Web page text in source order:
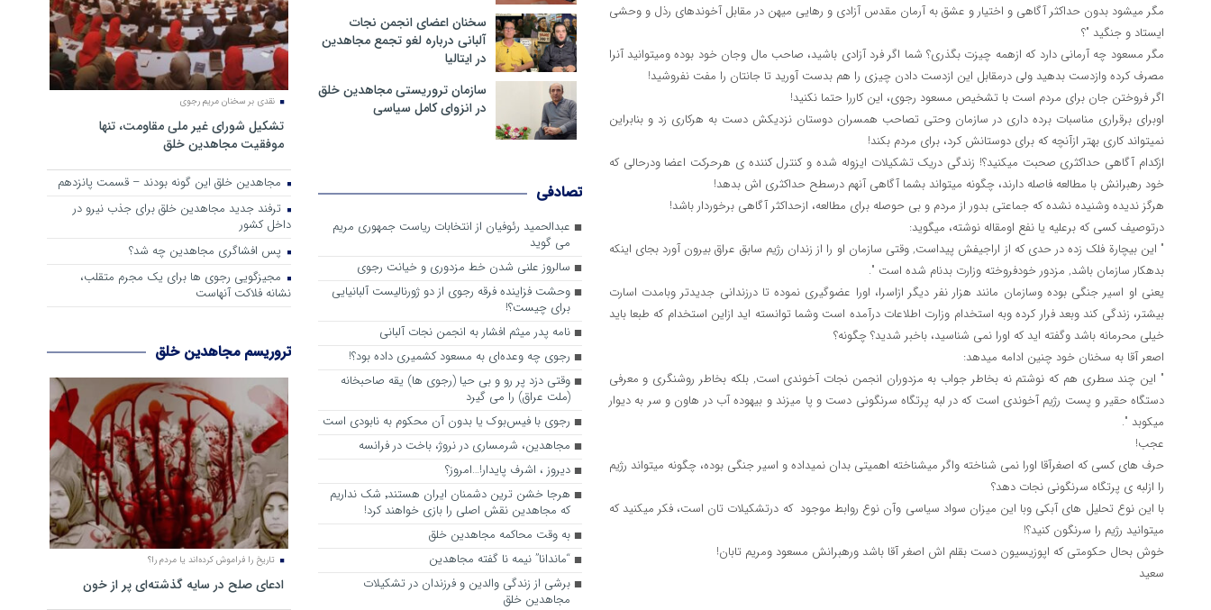
مگر میشود بدون حداکثر آگاهی و اختیار و عشق به آرمان مقدس آزادی و رهایی میهن در مقابل آخوندهای رذل و وحشی
ایستاد و جنگید "؟
مگر مسعود چه آرمانی دارد که ازهمه چیزت بگذری؟ شما اگر فرد آزادی باشید، صاحب مال وجان خود بوده ومیتوانید آنرا
مصرف کرده وازدست بدهید ولی درمقابل این ازدست دادن چیزی را هم بدست آورید تا جانتان را مفت نفروشید!
اگر فروختن جان برای مردم است با تشخیص مسعود رجوی، این کاررا حتما نکنید!
اوبرای برقراری مناسبات برده داری در سازمان وحتی تصاحب همسران دوستان نزدیکش دست به هرکاری زد و بنابراین
نمیتواند کاری بهتر ازآنچه که برای دوستانش کرد، برای مردم بکند!
ازکدام آگاهی حداکثری صحبت میکنید؟! زندگی دریک تشکیلات ایزوله شده و کنترل کننده ی هرحرکت اعضا ودرحالی که
خود رهبرانش با مطالعه فاصله دارند، چگونه میتواند بشما آگاهی آنهم درسطح حداکثری اش بدهد!
هرگز ندیده وشنیده نشده که جماعتی بدور از مردم و بی حوصله برای مطالعه، ازحداکثر آگاهی برخوردار باشد!
درتوصیف کسی که برعلیه یا نفع اومقاله نوشته، میگوید:
" این بیچارة فلک زده در حدی که از اراجیفش پیداست, وقتی سازمان او را از زندان رژیم سابق عراق بیرون آورد بجای اینکه
بدهکار سازمان باشد, مزدور خودفروخته وزارت بدنام شده است ".
یعنی او اسیر جنگی بوده وسازمان مانند هزار نفر دیگر ازاسرا، اورا عضوگیری نموده تا درزندانی جدیدتر وبامدت اسارت
بیشتر، زندگی کند وبعد فرار کرده وبه استخدام وزارت اطلاعات درآمده است وشما توانسته اید ازاین استخدام که طبعا باید
خیلی محرمانه باشد وگفته اید که اورا نمی شناسید، باخبر شدید؟ چگونه؟
اصعر آقا به سخنان خود چنین ادامه میدهد:
" این چند سطری هم که نوشتم نه بخاطر جواب به مزدوران انجمن نجات آخوندی است, بلکه بخاطر روشنگری و معرفی
دستگاه حقیر و پست رژیم آخوندی است که در لبه پرتگاه سرنگونی دست و پا میزند و بیهوده آب در هاون و سر به دیوار
میکوبد ".
عجب!
حرف های کسی که اصغرآقا اورا نمی شناخته واگر میشناخته اهمیتی بدان نمیداده و اسیر جنگی بوده، چگونه میتواند رژیم
را ازلبه ی پرتگاه سرنگونی نجات دهد؟
با این نوع تحلیل های آبکی وبا این میزان سواد سیاسی وآن نوع روابط موجود که درتشکیلات تان است، فکر میکنید که
میتوانید رژیم را سرنگون کنید؟!
خوش بحال حکومتی که اپوزیسیون دست بقلم اش اصغر آقا باشد ورهبرانش مسعود ومریم تابان!
سعید
سخنان اعضای انجمن نجات
آلبانی درباره لغو تجمع مجاهدین
در ایتالیا
سازمان تروریستی مجاهدین خلق
در انزوای کامل سیاسی
تصادفی
عبدالحمید رئوفیان از انتخابات ریاست جمهوری مریم
می گوید
سالروز علنی شدن خط مزدوری و خیانت رجوی
وحشت فزاینده فرقه رجوی از دو ژورنالیست آلبانیایی
برای چیست؟!
نامه پدر میثم افشار به انجمن نجات آلبانی
رجوی چه وعده‌ای به مسعود کشمیری داده بود؟!
وقتی دزد پر رو و بی حیا (رجوی ها) یقه صاحبخانه
(ملت عراق) را می گیرد
رجوی با فیس‌بوک یا بدون آن محکوم به نابودی است
مجاهدین، شرم‎ساری در نروژ، باخت در فرانسه
ديروز ، اشرف پايدار!…امروز؟
هرجا خشن ترین دشمنان ایران هستند٬ شک نداریم
که مجاهدین نقش اصلی را بازی خواهند کرد!
به وقت محاکمه مجاهدین خلق
“ماندانا” نیمه نا گفته مجاهدین
برشی از زندگی والدین و فرزندان در تشکیلات
مجاهدین خلق
نقدی بر سخنان مریم رجوی
تشکیل شورای غیر ملی مقاومت، تنها
موفقیت مجاهدین خلق
مجاهدین خلق این گونه بودند – قسمت پانزدهم
ترفند جدید مجاهدین خلق برای جذب نیرو در
داخل کشور
پس افشاگری مجاهدین چه شد؟
مجیزگویی رجوی ها برای یک مجرم متقلب،
نشانه فلاکت آنهاست
تروریسم مجاهدین خلق
تاریخ را فراموش کرده‌اند یا مردم را؟
ادعای صلح در سایه گذشته‌ای پر از خون